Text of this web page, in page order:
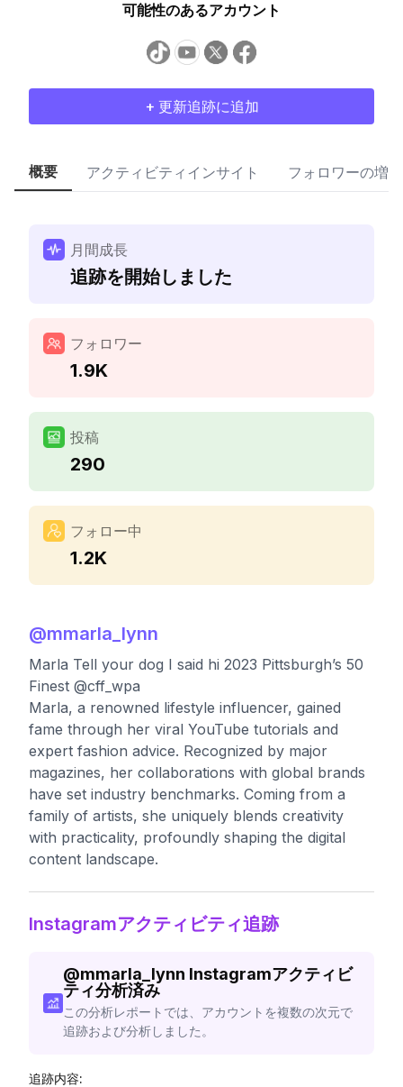
可能性のあるアカウント
+ 更新追跡に追加
概要 アクティビティインサイト フォロワーの増加
月間成長
追跡を開始しました
フォロワー
1.9K
投稿
290
フォロー中
1.2K
@mmarla_lynn
Marla Tell your dog I said hi 2023 Pittsburgh’s 50
Finest @cff_wpa
Marla, a renowned lifestyle influencer, gained
fame through her viral YouTube tutorials and
expert fashion advice. Recognized by major
magazines, her collaborations with global brands
have set industry benchmarks. Coming from a
family of artists, she uniquely blends creativity
with practicality, profoundly shaping the digital
content landscape.
Instagramアクティビティ追跡
@mmarla_lynn Instagramアクティビ
ティ分析済み
この分析レポートでは、アカウントを複数の次元で
追跡および分析しました。
追跡内容: